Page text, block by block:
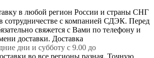
в любой регион России и страны СНГ
сотрудничестве с компанией СДЭК. Перед
свяжется с Вами по телефону и
доставки. Доставка
дни и субботу с 9.00 до